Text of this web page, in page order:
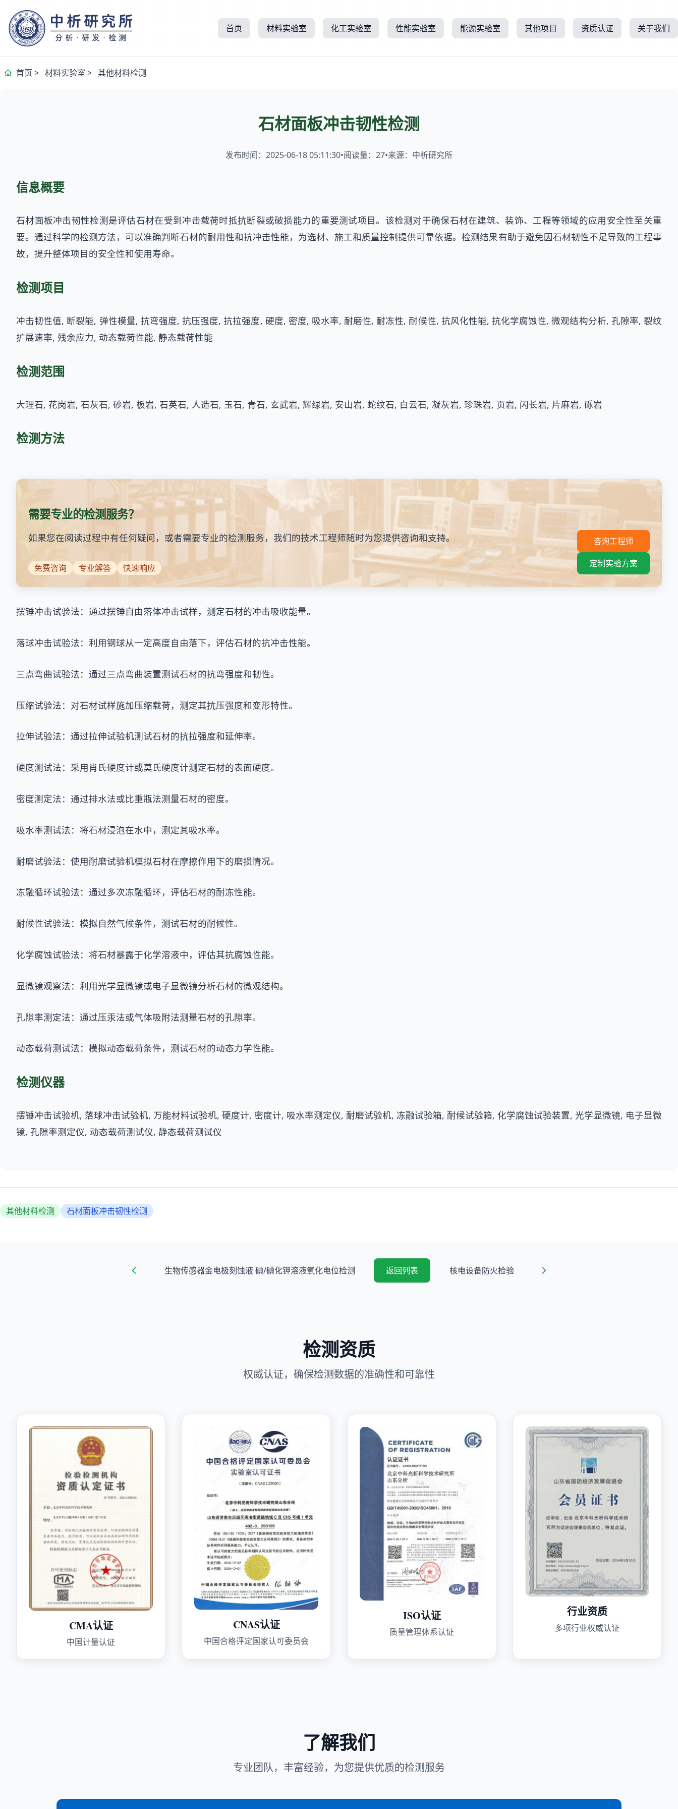
首页 材料实验室 化工实验室 性能实验室 能源实验室 其他项目 资质认证 关于我们
首页 > 材料实验室 > 其他材料检测
石材面板冲击韧性检测
发布时间：2025-06-18 05:11:30•阅读量： 27•来源：中析研究所
信息概要
石材面板冲击韧性检测是评估石材在受到冲击载荷时抵抗断裂或破损能力的重要测试项目。该检测对于确保石材在建筑、装饰、工程等领域的应用安全性至关重
要。通过科学的检测方法，可以准确判断石材的耐用性和抗冲击性能，为选材、施工和质量控制提供可靠依据。检测结果有助于避免因石材韧性不足导致的工程事
故，提升整体项目的安全性和使用寿命。
检测项目
冲击韧性值, 断裂能, 弹性模量, 抗弯强度, 抗压强度, 抗拉强度, 硬度, 密度, 吸水率, 耐磨性, 耐冻性, 耐候性, 抗风化性能, 抗化学腐蚀性, 微观结构分析, 孔隙率, 裂纹
扩展速率, 残余应力, 动态载荷性能, 静态载荷性能
检测范围
大理石, 花岗岩, 石灰石, 砂岩, 板岩, 石英石, 人造石, 玉石, 青石, 玄武岩, 辉绿岩, 安山岩, 蛇纹石, 白云石, 凝灰岩, 珍珠岩, 页岩, 闪长岩, 片麻岩, 砾岩
检测方法
需要专业的检测服务？
如果您在阅读过程中有任何疑问，或者需要专业的检测服务，我们的技术工程师随时为您提供咨询和支持。
免费咨询 专业解答 快速响应
咨询工程师
定制实验方案
摆锤冲击试验法：通过摆锤自由落体冲击试样，测定石材的冲击吸收能量。
落球冲击试验法：利用钢球从一定高度自由落下，评估石材的抗冲击性能。
三点弯曲试验法：通过三点弯曲装置测试石材的抗弯强度和韧性。
压缩试验法：对石材试样施加压缩载荷，测定其抗压强度和变形特性。
拉伸试验法：通过拉伸试验机测试石材的抗拉强度和延伸率。
硬度测试法：采用肖氏硬度计或莫氏硬度计测定石材的表面硬度。
密度测定法：通过排水法或比重瓶法测量石材的密度。
吸水率测试法：将石材浸泡在水中，测定其吸水率。
耐磨试验法：使用耐磨试验机模拟石材在摩擦作用下的磨损情况。
冻融循环试验法：通过多次冻融循环，评估石材的耐冻性能。
耐候性试验法：模拟自然气候条件，测试石材的耐候性。
化学腐蚀试验法：将石材暴露于化学溶液中，评估其抗腐蚀性能。
显微镜观察法：利用光学显微镜或电子显微镜分析石材的微观结构。
孔隙率测定法：通过压汞法或气体吸附法测量石材的孔隙率。
动态载荷测试法：模拟动态载荷条件，测试石材的动态力学性能。
检测仪器
摆锤冲击试验机, 落球冲击试验机, 万能材料试验机, 硬度计, 密度计, 吸水率测定仪, 耐磨试验机, 冻融试验箱, 耐候试验箱, 化学腐蚀试验装置, 光学显微镜, 电子显微
镜, 孔隙率测定仪, 动态载荷测试仪, 静态载荷测试仪
其他材料检测 石材面板冲击韧性检测
生物传感器金电极刻蚀液 碘/碘化钾溶液氧化电位检测 返回列表 核电设备防火检验
检测资质
权威认证，确保检测数据的准确性和可靠性
CMA认证
中国计量认证
CNAS认证
中国合格评定国家认可委员会
ISO认证
质量管理体系认证
行业资质
多项行业权威认证
了解我们
专业团队，丰富经验，为您提供优质的检测服务